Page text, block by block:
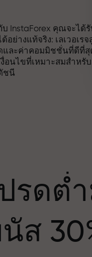
บ InstaForex คุณจะได้
ด้อย่างแท้จริง: เลเวอเรจ
และค่าคอมมิชชั่นที่ดีที่สุ
งื่อนไขที่เหมาะสมสำหรับ
ชนี
เทรดมีคุณค่าเดียวกัน
มุ่งมั่นและวินัยเข้าสู่โลกข
านะพันธมิตรที่สร้างแรง
รดต่
นัส